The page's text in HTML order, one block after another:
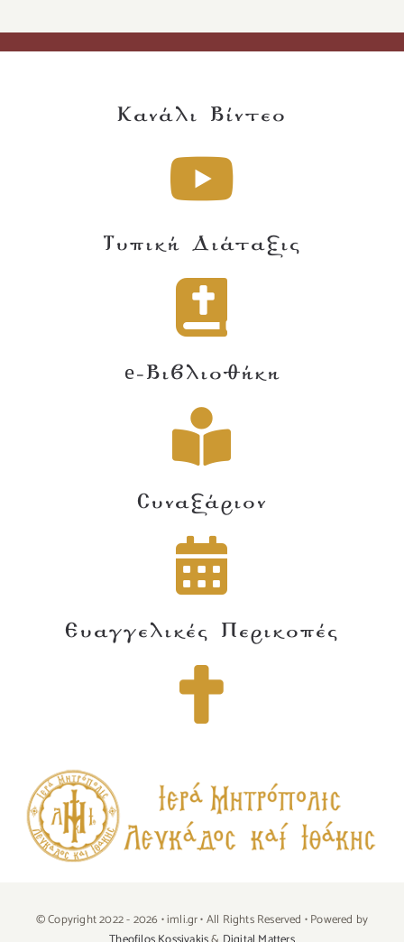
Κανάλι Βίντεο
Τυπική Διάταξις
e-Βιβλιοθήκη
Συναξάριον
Ευαγγελικές Περικοπές
© Copyright 2022 - 2026 • imli.gr • All Rights Reserved • Powered by